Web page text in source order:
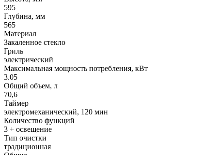
595
Глубина, мм
565
Материал
Закаленное стекло
Гриль
электрический
Максимальная мощность потребления, кВт
3.05
Общий объем, л
70,6
Таймер
электромеханический, 120 мин
Количество функций
3 + освещение
Тип очистки
традиционная